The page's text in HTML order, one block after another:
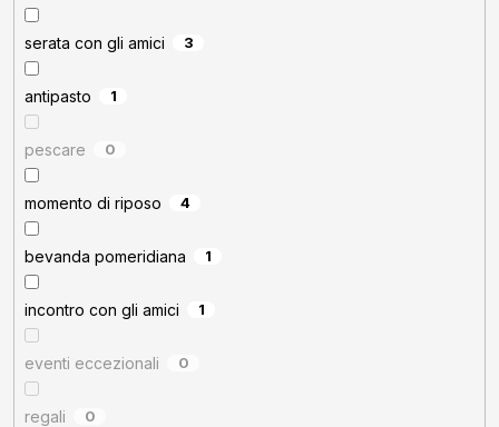
serata con gli amici 3
antipasto 1
pescare 0
momento di riposo 4
bevanda pomeridiana 1
incontro con gli amici 1
eventi eccezionali 0
regali 0